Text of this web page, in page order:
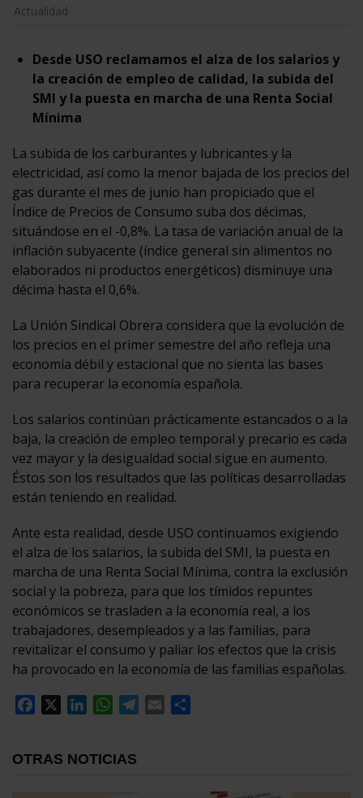
Actualidad
Desde USO reclamamos el alza de los salarios y
la creación de empleo de calidad, la subida del
SMI y la puesta en marcha de una Renta Social
Mínima
La subida de los carburantes y lubricantes y la
electricidad, así como la menor bajada de los precios del
gas durante el mes de junio han propiciado que el
Índice de Precios de Consumo suba dos décimas,
situándose en el -0,8%. La tasa de variación anual de la
inflación subyacente (índice general sin alimentos no
elaborados ni productos energéticos) disminuye una
décima hasta el 0,6%.
La Unión Sindical Obrera considera que la evolución de
los precios en el primer semestre del año refleja una
economía débil y estacional que no sienta las bases
para recuperar la economía española.
Los salarios continúan prácticamente estancados o a la
baja, la creación de empleo temporal y precario es cada
vez mayor y la desigualdad social sigue en aumento.
Éstos son los resultados que las políticas desarrolladas
están teniendo en realidad.
Ante esta realidad, desde USO continuamos exigiendo
el alza de los salarios, la subida del SMI, la puesta en
marcha de una Renta Social Mínima, contra la exclusión
social y la pobreza, para que los tímidos repuntes
económicos se trasladen a la economía real, a los
trabajadores, desempleados y a las familias, para
revitalizar el consumo y paliar los efectos que la crisis
ha provocado en la economía de las familias españolas.
Facebook
LinkedInWhatsApp
Telegram
Email
OTRAS NOTICIAS